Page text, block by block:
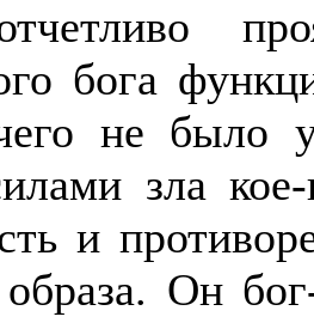
бога
не было
зла кое-
и
Он